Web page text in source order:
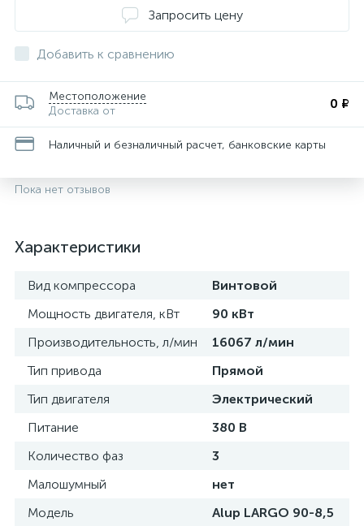
Запросить цену
Добавить к сравнению
Местоположение
Доставка от
0 ₽
Наличный и безналичный расчет, банковские карты
Пока нет отзывов
Характеристики
Вид компрессора
Винтовой
Мощность двигателя, кВт
90 кВт
Производительность, л/мин
16067 л/мин
Тип привода
Прямой
Тип двигателя
Электрический
Питание
380 В
Количество фаз
3
Малошумный
нет
Модель
Alup LARGO 90-8,5